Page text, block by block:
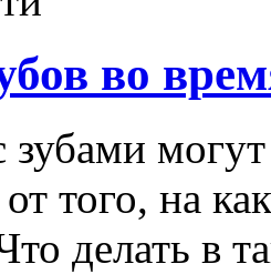
во
того, на
делать в